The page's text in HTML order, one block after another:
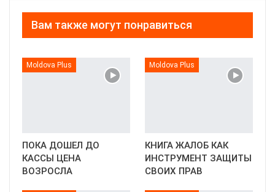
Вам также могут понравиться
Moldova Plus
ПОКА ДОШЕЛ ДО
КАССЫ ЦЕНА
ВОЗРОСЛА
Moldova Plus
КНИГА ЖАЛОБ КАК
ИНСТРУМЕНТ ЗАЩИТЫ
СВОИХ ПРАВ